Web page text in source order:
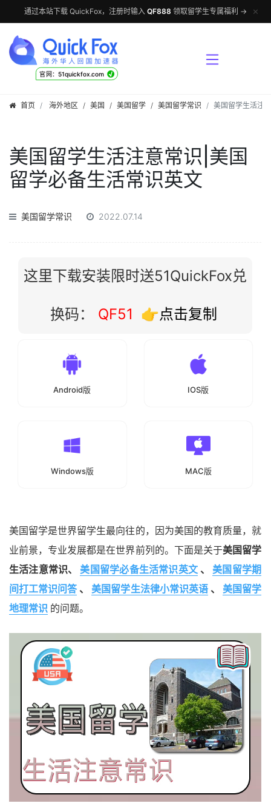
通过本站下载 QuickFox，注册时输入 QF888 领取留学生专属福利 → ✕
官网：51quickfox.com √
首页 海外地区 / 美国 / 美国留学 / 美国留学常识 美国留学生活注
美国留学生活注意常识|美国
留学必备生活常识英文
美国留学常识 2022.07.14
这里下载安装限时送51QuickFox兑
换码： QF51 👉点击复制
Android版 IOS版
Windows版 MAC版
美国留学是世界留学生最向往的，因为美国的教育质量，就
业前景，专业发展都是在世界前列的。下面是关于美国留学
生活注意常识、
美国留学必备生活常识英文 、
美国留学期
间打工常识问答 、 美国留学生法律小常识英语 、
美国留学
地理常识 的问题。